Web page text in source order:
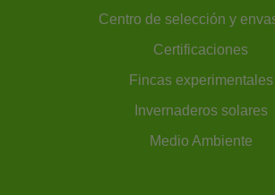
Centro de selección y
Certificaciones
Fincas experimentales
Invernaderos solares
Medio Ambiente